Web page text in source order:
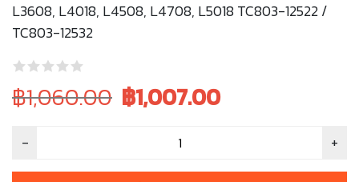
L3608, L4018, L4508, L4708, L5018 TC803-12522 /
TC803-12532
Original
price
was:
฿1,060.00 Current
price
฿1,007.00